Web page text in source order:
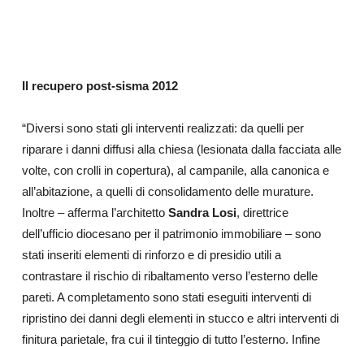
Il recupero post-sisma 2012
“Diversi sono stati gli interventi realizzati: da quelli per
riparare i danni diffusi alla chiesa (lesionata dalla facciata alle
volte, con crolli in copertura), al campanile, alla canonica e
all’abitazione, a quelli di consolidamento delle murature.
Inoltre – afferma l’architetto Sandra Losi, direttrice
dell’ufficio diocesano per il patrimonio immobiliare – sono
stati inseriti elementi di rinforzo e di presidio utili a
contrastare il rischio di ribaltamento verso l’esterno delle
pareti. A completamento sono stati eseguiti interventi di
ripristino dei danni degli elementi in stucco e altri interventi di
finitura parietale, fra cui il tinteggio di tutto l’esterno. Infine